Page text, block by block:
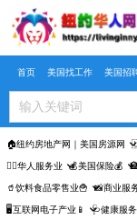
Skip to main content
首页 美国找工作 美国招
🏠纽约房地产网｜美国房源网
🤵‍♀️华人服务业 💰美国保险💰
🥤饮料食品零售业🍟 📸商业服
🖥️互联网电子产业📱 🩺健康服